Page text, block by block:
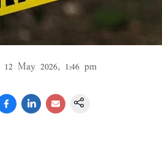
12 May 2026, 1:46 pm